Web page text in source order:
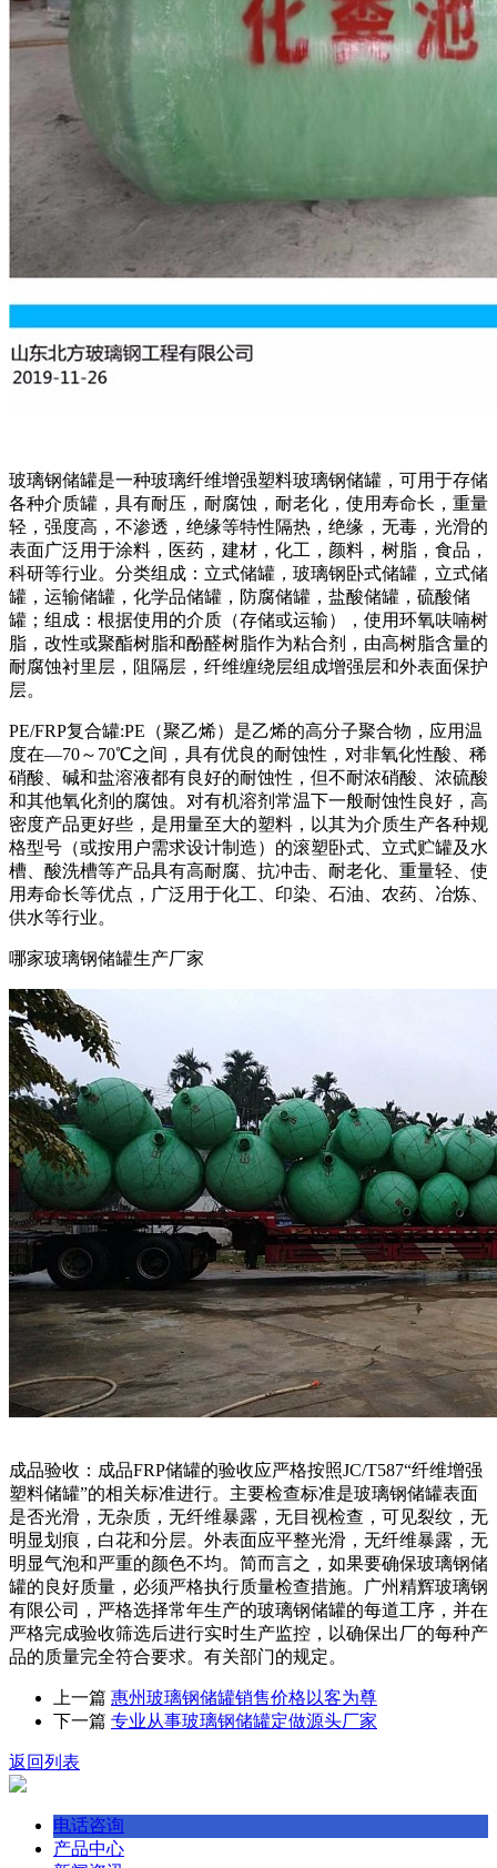
玻璃钢储罐是一种玻璃纤维增​​强塑料玻璃钢储罐，可用于存储
各种介质罐，具有耐压，耐腐蚀，耐老化，使用寿命长，重量
轻，强度高，不渗透，绝缘等特性隔热，绝缘，无毒，光滑的
表面广泛用于涂料，医药，建材，化工，颜料，树脂，食品，
科研等行业。分类组成：立式储罐，玻璃钢卧式储罐，立式储
罐，运输储罐，化学品储罐，防腐储罐，盐酸储罐，硫酸储
罐；组成：根据使用的介质（存储或运输），使用环氧呋喃树
脂，改性或聚酯树脂和酚醛树脂作为粘合剂，由高树脂含量的
耐腐蚀衬里层，阻隔层，纤维缠绕层组成增强层和外表面保护
层。
PE/FRP复合罐:PE（聚乙烯）是乙烯的高分子聚合物，应用温
度在—70～70℃之间，具有优良的耐蚀性，对非氧化性酸、稀
硝酸、碱和盐溶液都有良好的耐蚀性，但不耐浓硝酸、浓硫酸
和其他氧化剂的腐蚀。对有机溶剂常温下一般耐蚀性良好，高
密度产品更好些，是用量至大的塑料，以其为介质生产各种规
格型号（或按用户需求设计制造）的滚塑卧式、立式贮罐及水
槽、酸洗槽等产品具有高耐腐、抗冲击、耐老化、重量轻、使
用寿命长等优点，广泛用于化工、印染、石油、农药、冶炼、
供水等行业。
哪家玻璃钢储罐生产厂家
成品验收：成品FRP储罐的验收应严格按照JC/T587“纤维增强
塑料储罐”的相关标准进行。主要检查标准是玻璃钢储罐表面
是否光滑，无杂质，无纤维暴露，无目视检查，可见裂纹，无
明显划痕，白花和分层。外表面应平整光滑，无纤维暴露，无
明显气泡和严重的颜色不均。简而言之，如果要确保玻璃钢储
罐的良好质量，必须严格执行质量检查措施。广州精辉玻璃钢
有限公司，严格选择常年生产的玻璃钢储罐的每道工序，并在
严格完成验收筛选后进行实时生产监控，以确保出厂的每种产
品的质量完全符合要求。有关部门的规定。
上一篇 惠州玻璃钢储罐销售价格以客为尊
下一篇 专业从事玻璃钢储罐定做源头厂家
返回列表
电话咨询
产品中心